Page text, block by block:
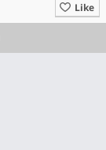
Like